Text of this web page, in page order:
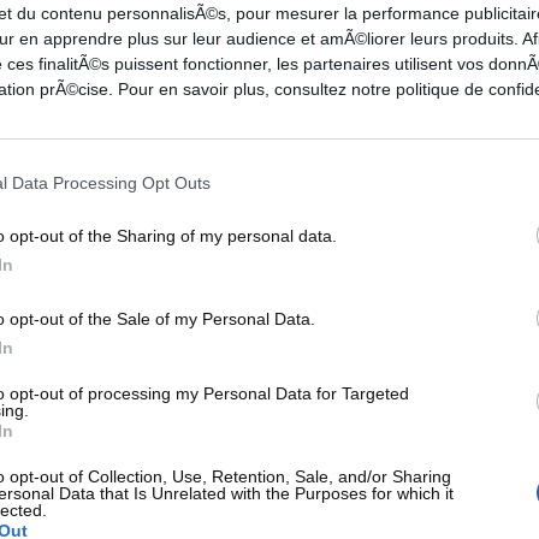
du contenu personnalisÃ©s, pour mesurer la performance
en apprendre plus sur leur audience et amÃ©liorer leurs produits.
ces finalitÃ©s puissent fonctionner, les partenaires utilisent vos
prÃ©cise. Pour en savoir plus, consultez notre politique de
Data Processing Opt Outs
opt-out of the Sharing of my personal data.
opt-out of the Sale of my Personal Data.
opt-out of processing my Personal Data for Targeted
opt-out of Collection, Use, Retention, Sale, and/or Sharing
Data that Is Unrelated with the Purposes for which it
par son excellence. Mais je
passé cette saison, nous avons
de sensibilité pour cette
Il travaille sur certaines
du terrain. C'est pourquoi
son parcours et nous avons
ce qu'il a besoin de faire."
a fait parler de lui pour des altercations
quinzaine de matchs, pour suspension. C'est
Green ne pourra pas essayer de